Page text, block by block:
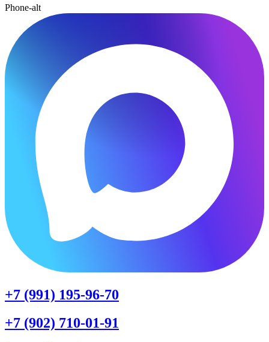
Phone-alt
+7 (991) 195-96-70
+7 (902) 710-01-91